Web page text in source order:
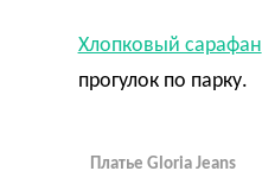
Хлопковый сарафан
прогулок по парку.
Платье Gloria Jeans